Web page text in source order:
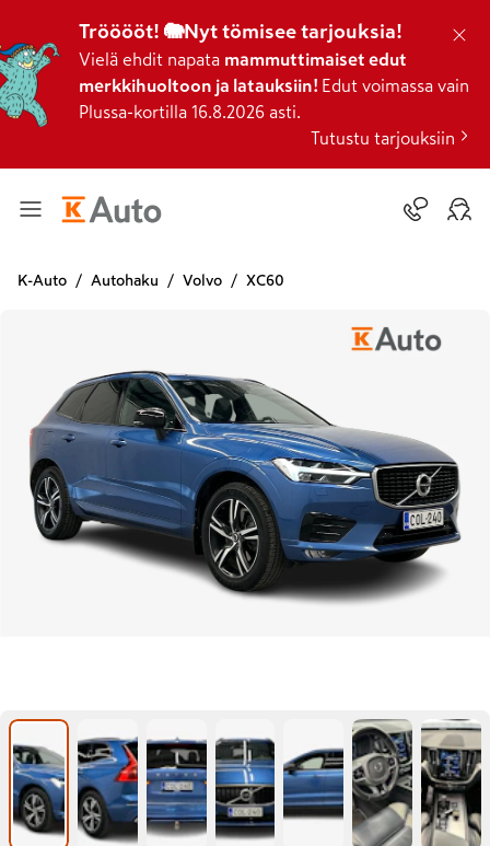
Trööööt! 🐘Nyt tömisee tarjouksia!
Vielä ehdit napata mammuttimaiset edut
merkkihuoltoon ja latauksiin! Edut voimassa vain
Plussa-kortilla 16.8.2026 asti.
Tutustu tarjouksiin
K-Auto Autohaku Volvo XC60